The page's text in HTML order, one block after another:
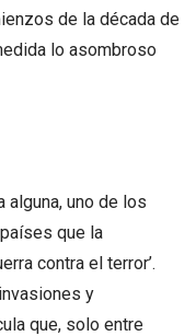
de la década de
lo asombroso
alguna, uno de los
que la
contra el terror’.
y
que, solo entre